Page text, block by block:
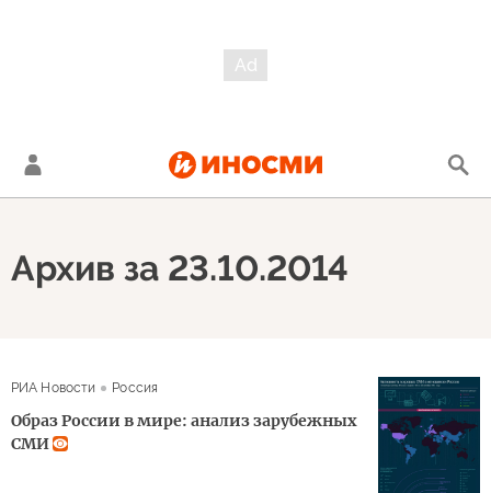
Архив за 23.10.2014
РИА Новости Россия
Образ России в мире: анализ зарубежных
СМИ